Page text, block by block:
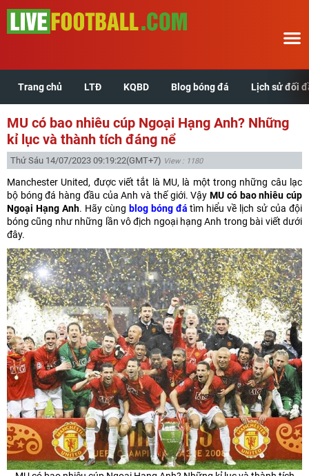
Trang chủ LTĐ KQBD Blog bóng đá Lịch sử đối
MU có bao nhiêu cúp Ngoại Hạng Anh? Những
kỉ lục và thành tích đáng nể
Thứ Sáu 14/07/2023 09:19:22(GMT+7) View : 1180
Manchester United, được viết tắt là MU, là một trong những câu lạc
bộ bóng đá hàng đầu của Anh và thế giới. VậyMU có bao nhiêu cúp
Ngoại Hạng Anh. Hãy cùng blog bóng đá tìm hiểu về lịch sử của đội
bóng cũng như những lần vô địch ngoại hạng Anh trong bài viết dưới
đây.
Trang chủ
LTĐ
KQBD
Blog bóng đá
Lịch sử đối đầu
Xem tuổi hợp